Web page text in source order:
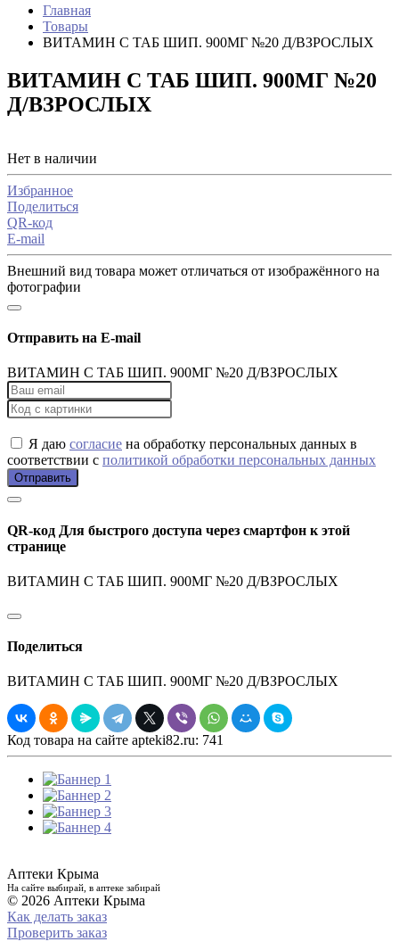
Главная
Товары
ВИТАМИН С ТАБ ШИП. 900МГ №20 Д/ВЗРОСЛЫХ
ВИТАМИН С ТАБ ШИП. 900МГ №20
Д/ВЗРОСЛЫХ
Нет в наличии
Избранное
Поделиться
QR-код
E-mail
Внешний вид товара может отличаться от изображённого на
фотографии
Отправить на E-mail
ВИТАМИН С ТАБ ШИП. 900МГ №20 Д/ВЗРОСЛЫХ
Я даю согласие на обработку персональных данных в
соответствии с политикой обработки персональных данных
Отправить
QR-код Для быстрого доступа через смартфон к этой
странице
ВИТАМИН С ТАБ ШИП. 900МГ №20 Д/ВЗРОСЛЫХ
Поделиться
ВИТАМИН С ТАБ ШИП. 900МГ №20 Д/ВЗРОСЛЫХ
Код товара на сайте apteki82.ru: 741
Аптеки Крыма
На сайте выбирай, в аптеке забирай
© 2026 Аптеки Крыма
Как делать заказ
Проверить заказ